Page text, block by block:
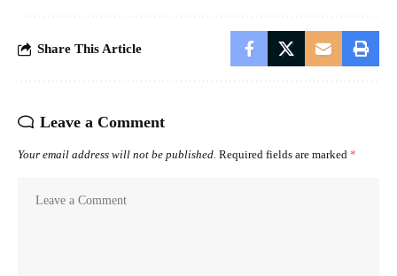
Share This Article
Leave a Comment
Your email address will not be published. Required fields are marked *